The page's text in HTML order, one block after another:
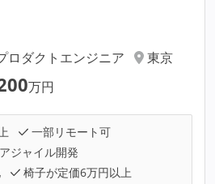
ロダクトエンジニア
東京
万円
一部リモート可
アジャイル開発
椅子が定価6万円以上